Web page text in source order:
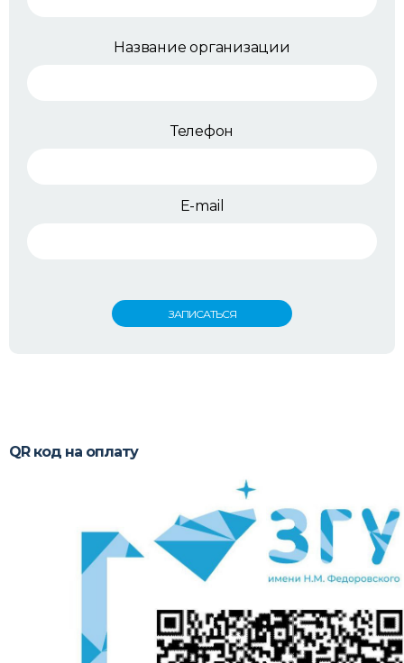
Название организации
Телефон
E-mail
QR код на оплату